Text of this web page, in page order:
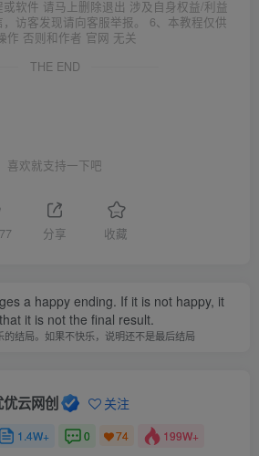
软件 请马上删除退出 涉及自身权益/利益
访客发现请向客服举报。 6、本教程仅供
作 否则和作者 官网 无关
THE END
喜欢就支持一下吧
77 分享 收藏
a happy ending. If it is not happy, it
it is not the final result.
的结局。如果不快乐，说明还不是最后结局
云网创 关注
1.4W+ 0 74 199W+